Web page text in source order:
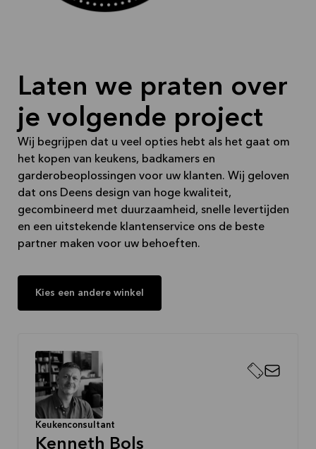
vakmensen te laten plaatsen of om het zelf te doen.
Team Sint - Niklaas
Laten we praten over
je volgende project
Wij begrijpen dat u veel opties hebt als het gaat om
het kopen van keukens, badkamers en
garderobeoplossingen voor uw klanten. Wij geloven
dat ons Deens design van hoge kwaliteit,
gecombineerd met duurzaamheid, snelle levertijden
en een uitstekende klantenservice ons de beste
partner maken voor uw behoeften.
Kies een andere winkel
Keukenconsultant
Kenneth Bols